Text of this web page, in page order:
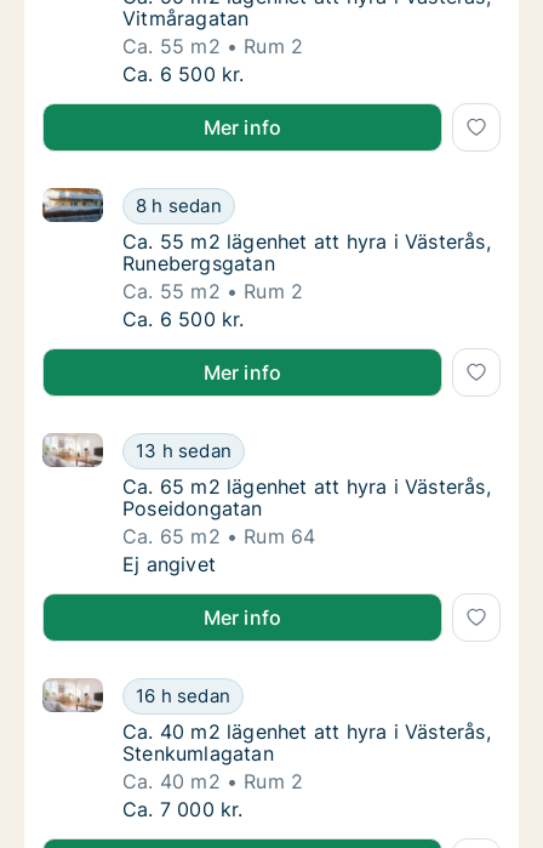
Vitmåragatan
Ca. 55 m2
Rum 2
Ca. 55 m2 lägenhet att hyra i Västerås,
Ca. 6 500 kr.
Mer info
Ca. 55 m2 lägenhet att hyra i Västerås,
8 h sedan
Ca. 55 m2 lägenhet att hyra i Västerås,
Ca. 55 m2 lägenhet att hyra i Västerås,
Ca. 55 m2 lägenhet att hyra i Västerås,
Runebergsgatan
Ca. 55 m2
Rum 2
Ca. 55 m2 lägenhet att hyra i Västerås,
Ca. 6 500 kr.
Mer info
Ca. 65 m2 lägenhet att hyra i Västerås,
13 h sedan
Ca. 65 m2 lägenhet att hyra i Västerås,
Ca. 65 m2 lägenhet att hyra i Västerås,
Ca. 65 m2 lägenhet att hyra i Västerås,
Poseidongatan
Ca. 65 m2
Rum 64
Ca. 65 m2 lägenhet att hyra i Västerås,
Ej angivet
Mer info
Ca. 40 m2 lägenhet att hyra i Västerås,
16 h sedan
Ca. 40 m2 lägenhet att hyra i Västerås,
Ca. 40 m2 lägenhet att hyra i Västerås,
Ca. 40 m2 lägenhet att hyra i Västerås,
Stenkumlagatan
Ca. 40 m2
Rum 2
Ca. 40 m2 lägenhet att hyra i Västerås,
Ca. 7 000 kr.